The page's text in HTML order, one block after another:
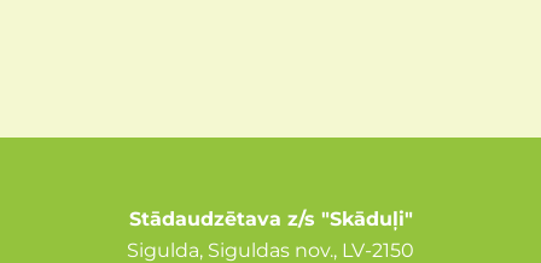
Stādaudzētava z/s "Skāduļi"
Sigulda, Siguldas nov., LV-2150